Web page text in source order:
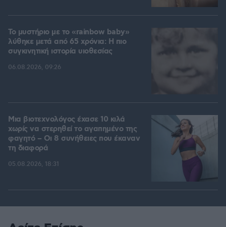
Το μυστήριο με το «rainbow baby»
λύθηκε μετά από 65 χρόνια: Η πιο
συγκινητική ιστορία υιοθεσίας
06.08.2026, 09:26
Μια βιοτεχνολόγος έχασε 10 κιλά
χωρίς να στερηθεί το αγαπημένο της
φαγητό – Οι 8 συνήθειες που έκαναν
τη διαφορά
05.08.2026, 18:31